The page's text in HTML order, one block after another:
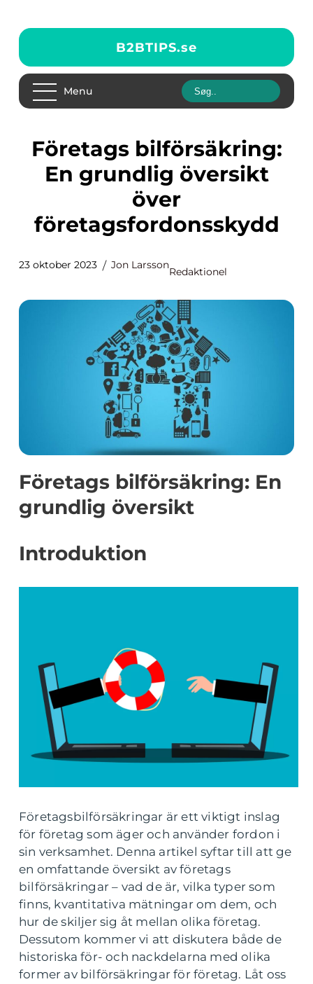
B2BTIPS.se
Menu
Företags bilförsäkring:
En grundlig översikt
över
företagsfordonsskydd
23 oktober 2023 Jon Larsson
Redaktionel
Företags bilförsäkring: En
grundlig översikt
Introduktion
Företagsbilförsäkringar är ett viktigt inslag
för företag som äger och använder fordon i
sin verksamhet. Denna artikel syftar till att ge
en omfattande översikt av företags
bilförsäkringar – vad de är, vilka typer som
finns, kvantitativa mätningar om dem, och
hur de skiljer sig åt mellan olika företag.
Dessutom kommer vi att diskutera både de
historiska för- och nackdelarna med olika
former av bilförsäkringar för företag. Låt oss